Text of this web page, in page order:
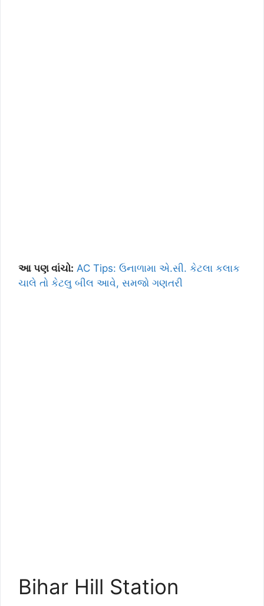
આ પણ વાંચો: AC Tips: ઉનાળામા એ.સી. કેટલા કલાક
ચાલે તો કેટલુ બીલ આવે, સમજો ગણતરી
Bihar Hill Station